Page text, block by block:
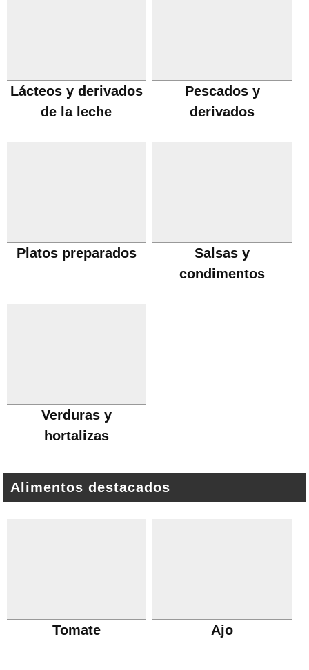
Lácteos y derivados
de la leche
Pescados y
derivados
Platos preparados
Salsas y
condimentos
Verduras y
hortalizas
Alimentos destacados
Tomate Ajo